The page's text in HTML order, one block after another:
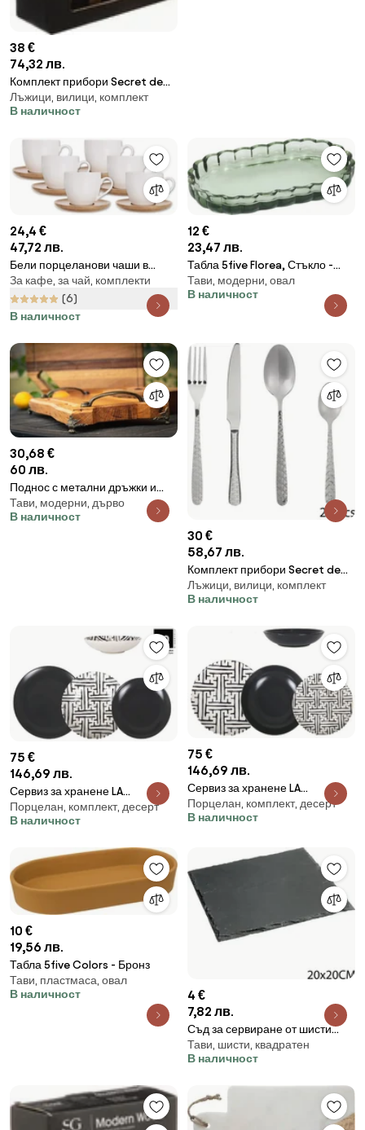
38 €
74,32 лв.
Комплект прибори Secret de
Gourmet Green Harmony,
Инокс, 24 части
Лъжици, вилици, комплект
В наличност
24,4 €
47,72 лв.
Бели порцеланови чаши в
комплект от 6 броя, 125 мл
Whiteline - Orion
За кафе, за чай, комплекти
(6)
В наличност
12 €
23,47 лв.
Табла 5five Florea, Стъкло -
Зелен
Тави, модерни, овал
В наличност
30,68 €
60 лв.
Поднос с метални дръжки и
крака /модел C030012/
Тави, модерни, дърво
В наличност
30 €
58,67 лв.
Комплект прибори Secret de
Gourmet Flora, Инокс, 24 части
Лъжици, вилици, комплект
В наличност
75 €
146,69 лв.
Сервиз за хранене LA
MEDITERRANEA Labirint ,18 части,
Порцелан
Порцелан, комплект, десерт
В наличност
75 €
146,69 лв.
Сервиз за хранене LA
MEDITERRANEA Labirint 2, 18
части, Порцелан
Порцелан, комплект, десерт
В наличност
10 €
19,56 лв.
Табла 5five Colors - Бронз
Тави, пластмаса, овал
В наличност
4 €
7,82 лв.
Съд за сервиране от шисти
Secret de Gourmet, 20x20см
Тави, шисти, квадратен
В наличност